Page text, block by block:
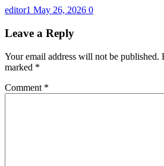
editor1 May 26, 2026 0
Leave a Reply
Your email address will not be published.
marked *
Comment *